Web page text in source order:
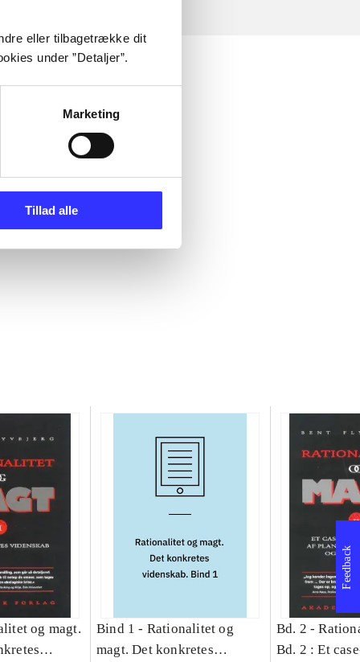
eller tilbagetrække dit
under ”Detaljer”.
Marketing
Tillad alle
og magt.
Bind 1 - Rationalitet og
magt. Det konkretes
Bd. 2 -
Bd. 2 : Et
Feedback